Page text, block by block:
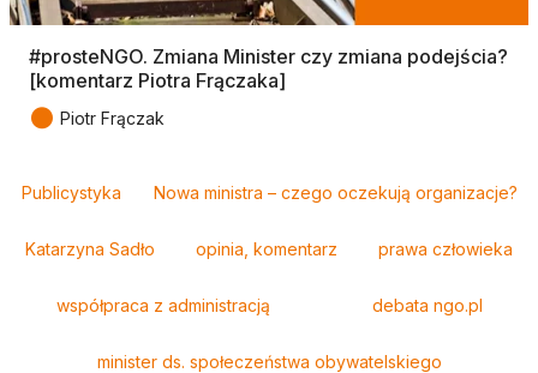
#prosteNGO. Zmiana Minister czy zmiana podejścia?
[komentarz Piotra Frączaka]
● Piotr Frączak
Publicystyka Nowa ministra – czego oczekują organizacje?
Katarzyna Sadło opinia, komentarz prawa człowieka
współpraca z administracją debata ngo.pl
minister ds. społeczeństwa obywatelskiego